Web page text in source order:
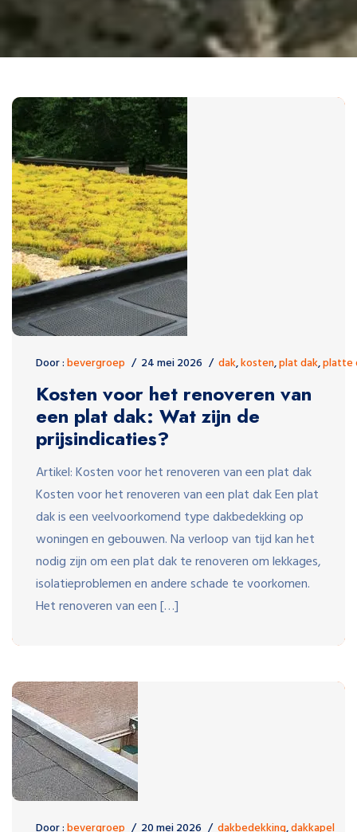
Door :bevergroep 24 mei 2026 dak,kosten,plat dak,platte
Kosten voor het renoveren van
een plat dak: Wat zijn de
prijsindicaties?
Artikel: Kosten voor het renoveren van een plat dak
Kosten voor het renoveren van een plat dak Een plat
dak is een veelvoorkomend type dakbedekking op
woningen en gebouwen. Na verloop van tijd kan het
nodig zijn om een plat dak te renoveren om lekkages,
isolatieproblemen en andere schade te voorkomen.
Het renoveren van een […]